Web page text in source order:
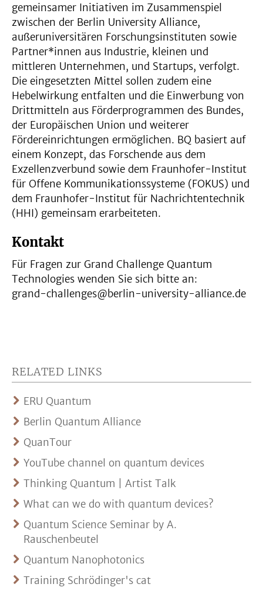
gemeinsamer Initiativen im Zusammenspiel
zwischen der Berlin University Alliance,
außeruniversitären Forschungsinstituten sowie
Partner*innen aus Industrie, kleinen und
mittleren Unternehmen, und Startups, verfolgt.
Die eingesetzten Mittel sollen zudem eine
Hebelwirkung entfalten und die Einwerbung von
Drittmitteln aus Förderprogrammen des Bundes,
der Europäischen Union und weiterer
Fördereinrichtungen ermöglichen. BQ basiert auf
einem Konzept, das Forschende aus dem
Exzellenzverbund sowie dem Fraunhofer-Institut
für Offene Kommunikationssysteme (FOKUS) und
dem Fraunhofer-Institut für Nachrichtentechnik
(HHI) gemeinsam erarbeiteten.
Kontakt
Für Fragen zur Grand Challenge Quantum
Technologies wenden Sie sich bitte an:
grand-challenges@berlin-university-alliance.de
RELATED LINKS
ERU Quantum
Berlin Quantum Alliance
QuanTour
YouTube channel on quantum devices
Thinking Quantum | Artist Talk
What can we do with quantum devices?
Quantum Science Seminar by A.
Rauschenbeutel
Quantum Nanophotonics
Training Schrödinger's cat